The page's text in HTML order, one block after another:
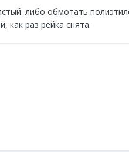
либо обмотать
как раз рейка снята.